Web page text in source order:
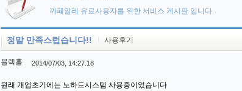
까페알레 유료사용자를 위한 서비스 게시판 입니다.
정말 만족스럽습니다!! 사용후기
블랙홀 2014/07/03, 14:27.18
원래 개업초기에는 노하드시스템 사용중이었습니다